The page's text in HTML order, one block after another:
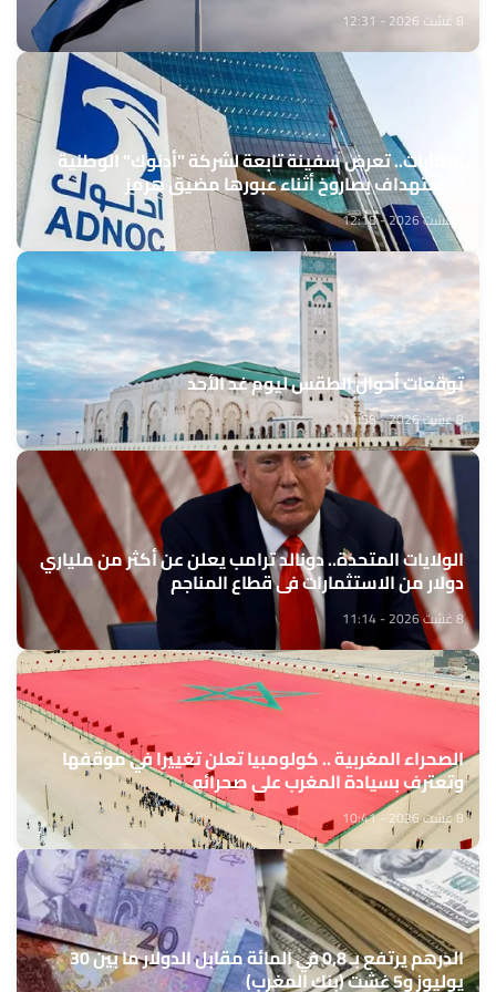
8 غشت 2026 - 12:31
الإمارات.. تعرض سفينة تابعة لشركة "أدنوك" الوطنية
للاستهداف بصاروخ أثناء عبورها مضيق هرمز
توقعات أحوال الطقس ليوم غد الأحد
8 غشت 2026 - 11:58
الولايات المتحدة.. دونالد ترامب يعلن عن أكثر من ملياري
دولار من الاستثمارات في قطاع المناجم
8 غشت 2026 - 11:14
الصحراء المغربية .. كولومبيا تعلن تغييرا في موقفها
وتعترف بسيادة المغرب على صحرائه
8 غشت 2026 - 10:41
الدرهم يرتفع بـ 0,8 في المائة مقابل الدولار ما بين 30
يوليوز و5 غشت (بنك المغرب)